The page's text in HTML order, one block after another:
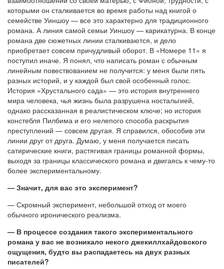
которыми он сталкивается во время работы над книгой о
семействе Уиншоу — все это характерно для традиционного
романа. А линия самой семьи Уиншоу — карикатурна. В конце
романа две сюжетных линии сталкиваются, и дело
приобретает совсем причудливый оборот. В «Номере 11» я
поступил иначе. Я понял, что написать роман с обычным
линейным повествованием не получится: у меня были пять
разных историй, и у каждой был свой особенный голос.
История «Хрустального сада» — это история внутреннего
мира человека, чья жизнь была разрушена ностальгией,
однако рассказанная в реалистическом ключе; но история
констебля Пилбима и его нелепого способа раскрытия
преступлений — совсем другая. Я справился, обособив эти
линии друг от друга. Думаю, у меня получается писать
сатирические книги, растягивая границы романной формы,
выходя за границы классического романа и двигаясь к чему-то
более экспериментальному.
— Значит, для вас это эксперимент?
— Скромный эксперимент, небольшой отход от моего
обычного иронического реализма.
— В процессе создания такого экспериментального
романа у вас не возникало некого джекиллхайдовского
ощущения, будто вы распадаетесь на двух разных
писателей?